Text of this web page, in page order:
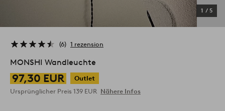
1 / 5
6 1 rezension
MONSHI Wandleuchte
97,30 EUR
Outlet
Ursprünglicher Preis 139 EUR Nähere Infos